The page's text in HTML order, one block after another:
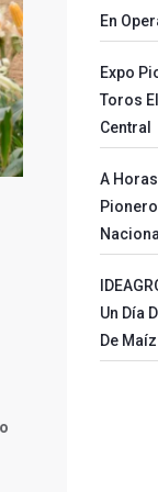
En
Expo
Toros
Central
A
Nacional
Un Día
De Maíz